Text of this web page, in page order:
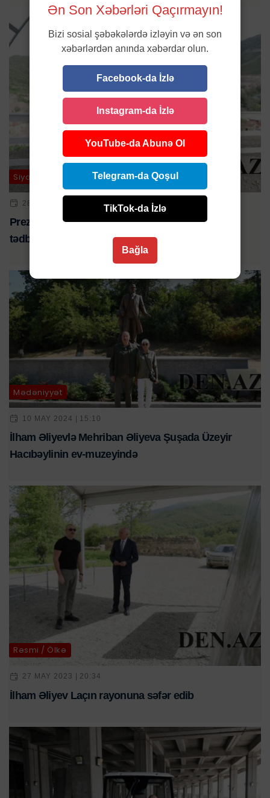
Siyasət
28 MAY 2023 | 13:03
Prezident İlham Əliyev Laçın şəhərində bir sıra
tədbirlərdə iştirak edib
Mədəniyyət
10 MAY 2024 | 15:10
İlham Əliyevlə Mehriban Əliyeva Şuşada Üzeyir
Hacıbəylinin ev-muzeyində
Rəsmi / Ölkə
27 MAY 2023 | 20:34
İlham Əliyev Laçın rayonuna səfər edib
Ən Son Xəbərləri Qaçırmayın!
Bizi sosial şəbəkələrdə izləyin və ən son
xəbərlərdən anında xəbərdar olun.
Facebook-da İzlə
Instagram-da İzlə
YouTube-da Abunə Ol
Telegram-da Qoşul
TikTok-da İzlə
Bağla